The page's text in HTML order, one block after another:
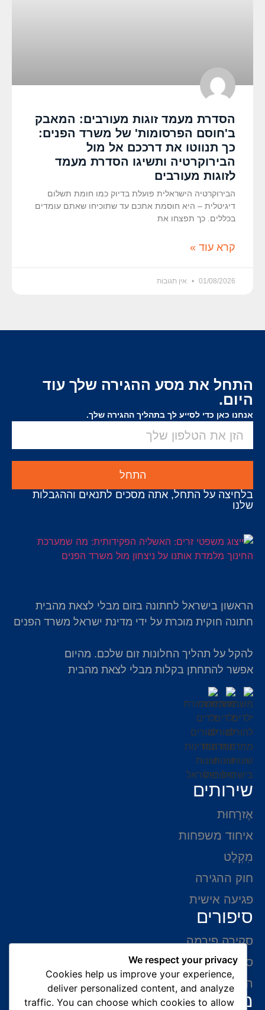
הסדרת מעמד זוגות מעורבים: המאבק
ב'חוסם הפרסומות' של משרד הפנים:
כך תנווטו את דרככם אל מול
הבירוקרטיה ותשיגו הסדרת מעמד
לזוגות מעורבים
הבירוקרטיה הישראלית פועלת בדיוק כמו חומת תשלום
דיגיטלית – היא חוסמת אתכם עד שתוכיחו שאתם עומדים
בכללים. כך תפצחו את
קרא עוד »
01/08/2026 אין תגובות
התחל את מסע ההגירה שלך עוד
היום.
אנחנו כאן כדי לסייע לך בתהליך ההגירה שלך.
התחל
בלחיצה על התחל, אתה מסכים לתנאים וההגבלות
שלנו
הראשון בישראל לחתונה בזום מבלי לצאת מהבית
חתונה חוקית מוכרת על ידי מדינת ישראל משרד הפנים
להקל על תהליך החלונות זום שלכם. מהיום
אפשר להתחתן בקלות מבלי לצאת מהבית
שירותים
אֶזרָחוּת
איחוד משפחות
מִקְלָט
חוק ההגירה
פגיעה אישית
סיפורים
סקירה פירמה
סיפורי הצלחה
המלצות של לקוחות
מידע ליצירת קשר
We respect your privacy
Cookies help us improve your experience,
deliver personalized content, and analyze
traffic. You can choose which cookies to allow